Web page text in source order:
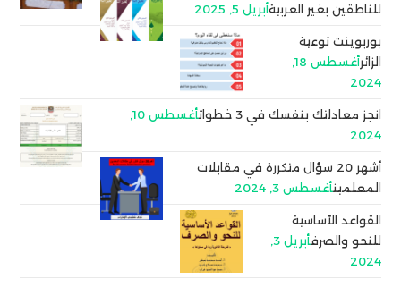
للناطقين بغير العربيةأبريل 5, 2025
بوربوينت توعية
الزائر
أغسطس 18,
2024
انجز معادلتك بنفسك في 3 خطوات
أغسطس 10,
2024
أشهر 20 سؤال متكررة في مقابلات
المعلمينأغسطس 3, 2024
القواعد الأساسية
للنحو والصرف
أبريل 3,
2024